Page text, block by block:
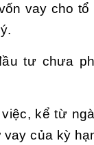
vay cho
tư chưa
kể từ
của kỳ